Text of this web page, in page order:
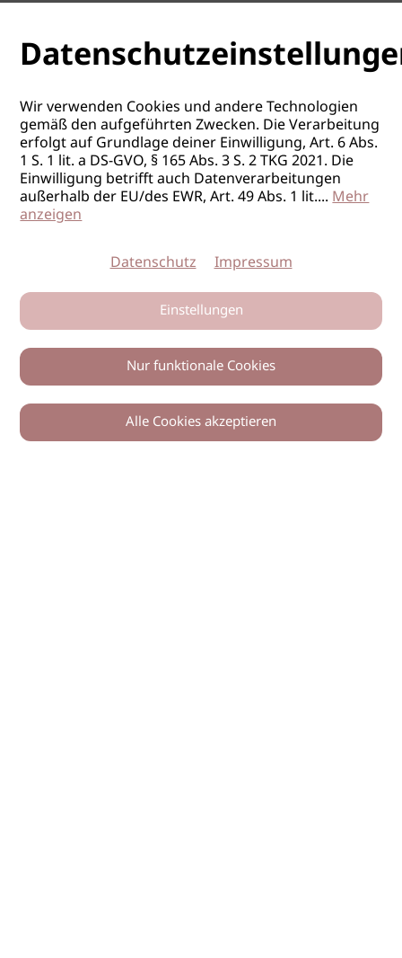
0
Wir verwenden Cookies und andere Technologien
gemäß den aufgeführten Zwecken. Die Verarbeitung
erfolgt auf Grundlage deiner Einwilligung, Art. 6 Abs.
1 S. 1 lit. a DS-GVO, § 165 Abs. 3 S. 2 TKG 2021. Die
Einwilligung betrifft auch Datenverarbeitungen
außerhalb der EU/des EWR, Art. 49 Abs. 1 lit....Mehr
anzeigen
Datenschutz Impressum
Einstellungen
Nur funktionale Cookies
Alle Cookies akzeptieren